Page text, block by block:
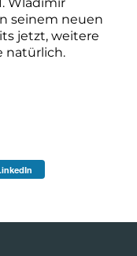
seinem neuen
jetzt, weitere
natürlich.